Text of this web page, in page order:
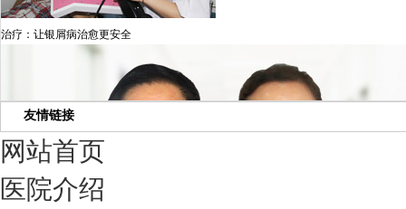
治疗：让银屑病治愈更安全
友情链接
网站首页
医院介绍